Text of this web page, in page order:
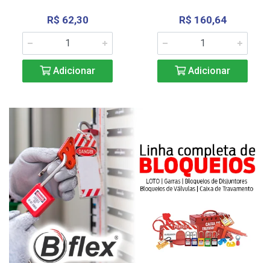
R$ 62,30
Adicionar
R$ 160,64
Adicionar